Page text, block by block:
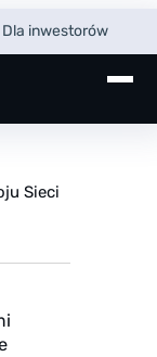
Dla inwestorów
Sieci